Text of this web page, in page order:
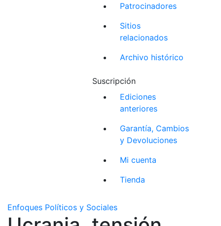
Patrocinadores
Sitios
relacionados
Archivo histórico
Suscripción
Ediciones
anteriores
Garantía, Cambios
y Devoluciones
Mi cuenta
Tienda
Enfoques Políticos y Sociales